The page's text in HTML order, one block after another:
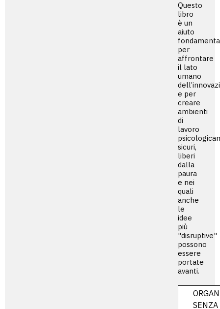
Questo
libro
è un
aiuto
per
affrontare
il lato
umano
e per
creare
ambienti
di
lavoro
sicuri,
liberi
dalla
paura
e nei
quali
anche
le
idee
più
"disruptive"
possono
essere
portate
avanti.
SENZA